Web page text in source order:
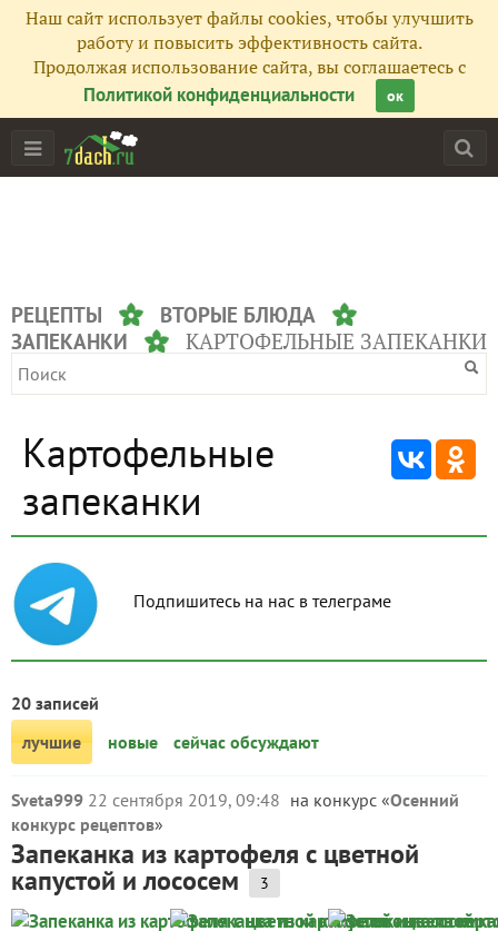
Наш сайт использует файлы cookies, чтобы улучшить
работу и повысить эффективность сайта.
Продолжая использование сайта, вы соглашаетесь с
Политикой конфиденциальности
ок
РЕЦЕПТЫ
ВТОРЫЕ БЛЮДА
ЗАПЕКАНКИ
КАРТОФЕЛЬНЫЕ ЗАПЕКАНКИ
Картофельные
запеканки
Подпишитесь на нас в телеграме
20 записей
лучшие
новые сейчас обсуждают
Sveta999 22 сентября 2019, 09:48 на конкурс «Осенний
конкурс рецептов»
Запеканка из картофеля с цветной
капустой и лососем 3